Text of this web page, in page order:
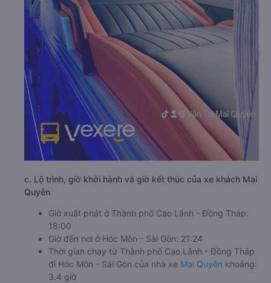
c. Lộ trình, giờ khởi hành và giờ kết thúc của xe khách Mai
Quyên
Giờ xuất phát ở Thành phố Cao Lãnh - Đồng Tháp:
18:00
Giờ đến nơi ở Hóc Môn - Sài Gòn: 21:24
Thời gian chạy từ Thành phố Cao Lãnh - Đồng Tháp
đi Hóc Môn - Sài Gòn của nhà xe Mai Quyên khoảng:
3.4 giờ